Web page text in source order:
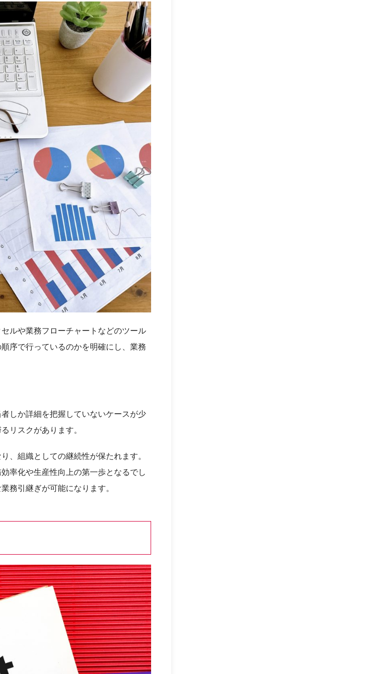
ルや業務フローチャートなどのツール
序で行っているのかを明確にし、業務
しか詳細を把握していないケースが少
リスクがあります。
、組織としての継続性が保たれます。
率化や生産性向上の第一歩となるでし
務引継ぎが可能になります。